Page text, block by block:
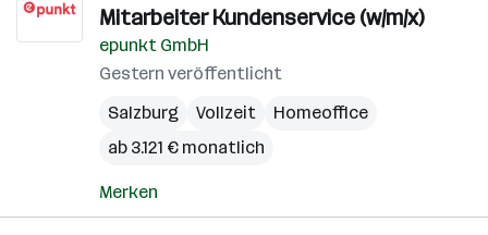
Mitarbeiter Kundenservice (w/m/x)
epunkt GmbH
Gestern veröffentlicht
Salzburg
Vollzeit
Homeoffice
ab 3.121 € monatlich
Merken